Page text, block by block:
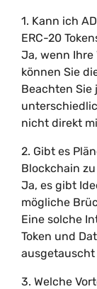
1. Kann ich
ERC-20
Ja, wenn Ihre
können Sie
Beachten Sie
nicht direkt
2. Gibt es
Blockchain
Ja, es gibt
mögliche
Eine solche
Token und
ausgetauscht
3. Welche